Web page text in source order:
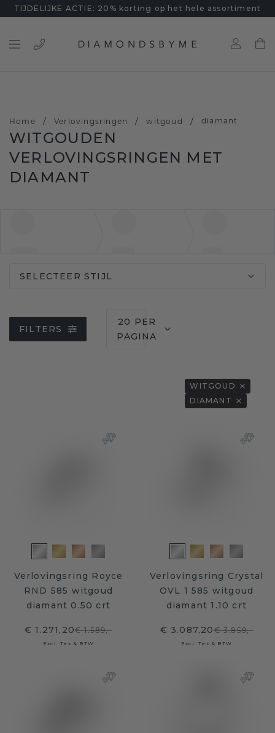
TIJDELIJKE ACTIE: 20% korting op het hele assortiment
Home / Verlovingsringen / witgoud / diamant
WITGOUDEN
VERLOVINGSRINGEN MET
DIAMANT
SELECTEER STIJL
FILTERS
20 PER
PAGINA
WITGOUD
DIAMANT
Verlovingsring Royce
RND 585 witgoud
diamant 0.50 crt
€ 1.271,20€ 1.589,-
Excl. Tax & BTW
Verlovingsring Crystal
OVL 1 585 witgoud
diamant 1.10 crt
€ 3.087,20€ 3.859,-
Excl. Tax & BTW